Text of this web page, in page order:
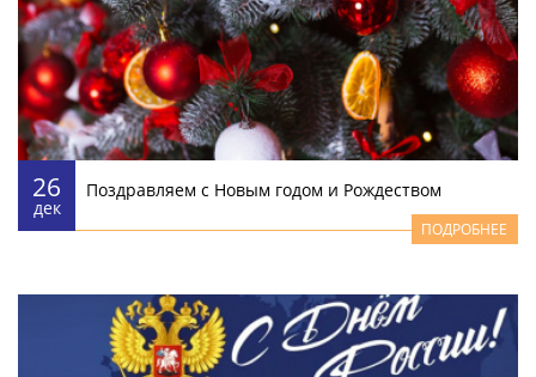
26
дек
Поздравляем с Новым годом и Рождеством
ПОДРОБНЕЕ